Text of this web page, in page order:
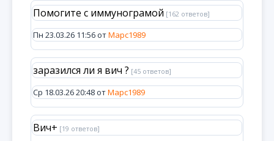
Помогите с иммунограмой [162 ответов]
Пн 23.03.26 11:56 отМарс1989
заразился ли я вич ? [45 ответов]
Ср 18.03.26 20:48 отМарс1989
Вич+ [19 ответов]